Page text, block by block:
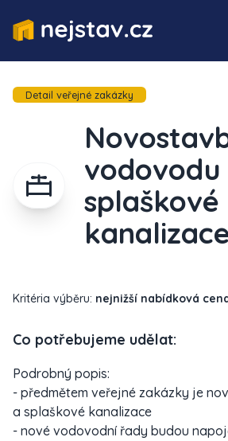
Detail veřejné zakázky
vodovodu
splaškové
Kritéria výběru: nejnižší nabídková
Co potřebujeme udělat:
Podrobný popis:
- předmětem veřejné zakázky je
a splaškové kanalizace
- nové vodovodní řady budou